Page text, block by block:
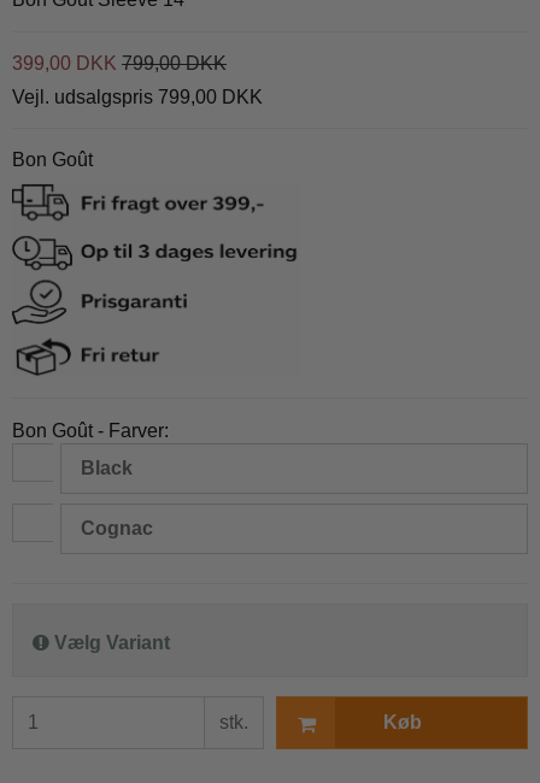
399,00 DKK 799,00 DKK
Vejl. udsalgspris 799,00 DKK
Bon Goût
Bon Goût - Farver:
Black
Cognac
Vælg Variant
stk. Køb